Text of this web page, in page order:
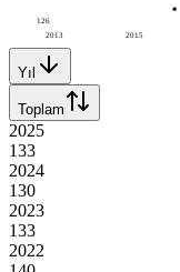
2013 2015
126
Yıl
Toplam
2025
133
2024
130
2023
133
2022